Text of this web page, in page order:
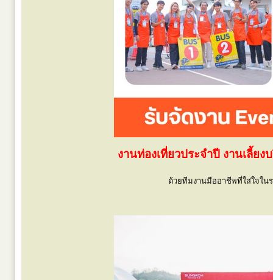
งานท่องเที่ยวประจำปี งานเลี้
ด้วยทีมงานมืออาชีพที่ใส่ใจใน